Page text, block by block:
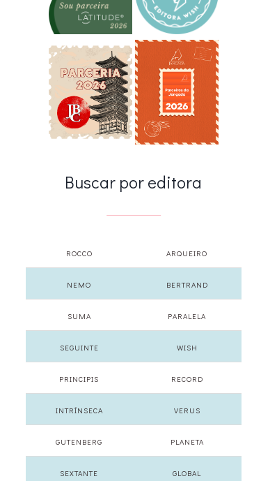
Buscar por editora
ROCCO ARQUEIRO
NEMO BERTRAND
SUMA PARALELA
SEGUINTE WISH
PRINCIPIS RECORD
INTRÍNSECA VERUS
GUTENBERG PLANETA
SEXTANTE GLOBAL